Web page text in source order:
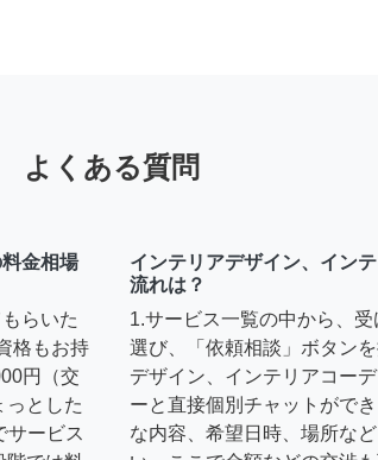
よくある質問
金相場
らいた
格もお持
円（交
っとした
サービス
インテリアデザイン、イン
流れは？
1.サービス一覧の中から、
選び、「依頼相談」ボタン
デザイン、インテリアコー
ーと直接個別チャットがで
な内容、希望日時、場所な